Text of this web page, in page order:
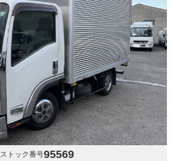
ストック番号95569